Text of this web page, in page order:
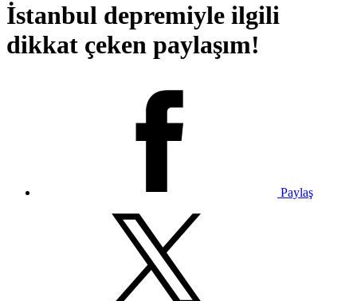
İstanbul depremiyle ilgili
dikkat çeken paylaşım!
Paylaş